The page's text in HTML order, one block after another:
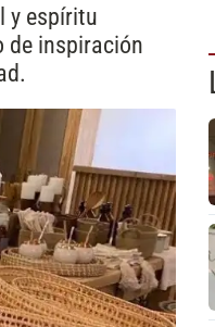
y espíritu
de inspiración